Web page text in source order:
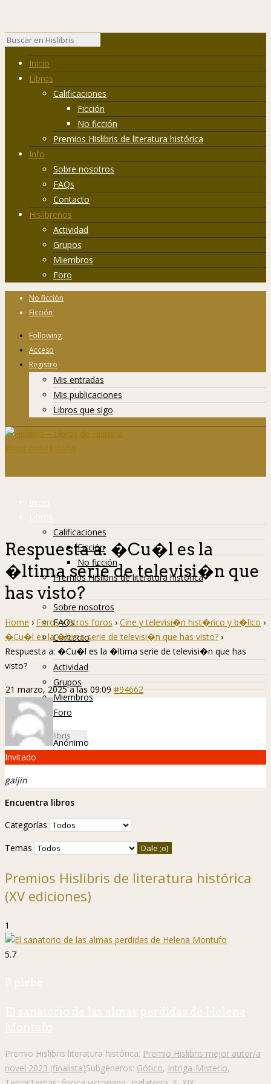
Inicio
Libros
Calificaciones
Ficción
No ficción
Premios Hislibris de literatura histórica
Info
Sobre nosotros
FAQs
Contacto
Hislibreños
Actividad
Grupos
Miembros
Foro
No ficción
Ficción
Following
Acceso
Registro
Mis entradas
Mis publicaciones
Libros que sigo
Inicio
Libros
Calificaciones
Ficción
No ficción
Premios Hislibris de literatura histórica
Info
Sobre nosotros
FAQs
Contacto
Hislibreños
Actividad
Grupos
Miembros
Foro
Respuesta a: �Cu�l es la
�ltima serie de televisi�n que
has visto?
Home › Foros › Otros foros › Cine y televisi�n hist�rico y b�lico ›
�Cu�l es la �ltima serie de televisi�n que has visto? ›
Respuesta a: �Cu�l es la �ltima serie de televisi�n que has
visto?
21 marzo, 2025 a las 09:09 #94662
Anónimo
Invitado
gaijin
Encuentra libros
Categorías
Temas
Premios Hislibris de literatura histórica
(XV ediciones)
1
5.7
P. plebe
El sanatorio de las almas perdidas de Helena
Montufo
Premio Hislibris literatura histórica: Premio Hislibris mejor autor/a
novel 2023 (finalista)Subgéneros: Gótico, Intriga-Misterio,